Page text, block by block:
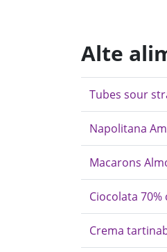
Alte
Tubes sour
Napolitana
Macarons
Ciocolata
Crema